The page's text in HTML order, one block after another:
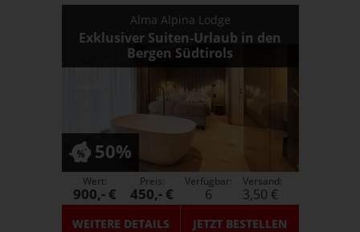
Alma Alpina Lodge
Exklusiver Suiten-Urlaub in den
Bergen Südtirols
50%
WEITERE DETAILS JETZTBESTELLEN
Wert:
900,- €
Preis:
450,- €
Verfügbar:
6
Versand:
3,50 €